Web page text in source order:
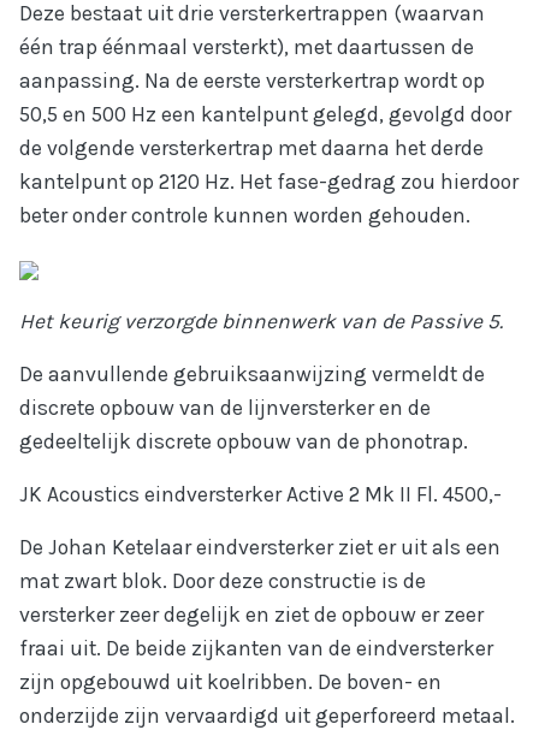
Over ons
Archief
Contact
Webshop
Deze bestaat uit drie versterkertrappen (waarvan
één trap éénmaal versterkt), met daartussen de
aanpassing. Na de eerste versterkertrap wordt op
50,5 en 500 Hz een kantelpunt gelegd, gevolgd door
de volgende versterkertrap met daarna het derde
kantelpunt op 2120 Hz. Het fase-gedrag zou hierdoor
beter onder controle kunnen worden gehouden.
Het keurig verzorgde binnenwerk van de Passive 5.
De aanvullende gebruiksaanwijzing vermeldt de
discrete opbouw van de lijnversterker en de
gedeeltelijk discrete opbouw van de phonotrap.
JK Acoustics eindversterker Active 2 Mk II Fl. 4500,-
De Johan Ketelaar eindversterker ziet er uit als een
mat zwart blok. Door deze constructie is de
versterker zeer degelijk en ziet de opbouw er zeer
fraai uit. De beide zijkanten van de eindversterker
zijn opgebouwd uit koelribben. De boven- en
onderzijde zijn vervaardigd uit geperforeerd metaal.